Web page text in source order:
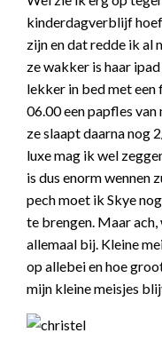
kinderdagverblijf
zijn en dat redde ik al
ze wakker is haar
lekker in bed met
06.00 een papfles
ze slaapt daarna nog
luxe mag ik wel
is dus enorm wennen
pech moet ik Skye
te brengen. Maar
allemaal bij. Kleine
op allebei en hoe
mijn kleine meisjes